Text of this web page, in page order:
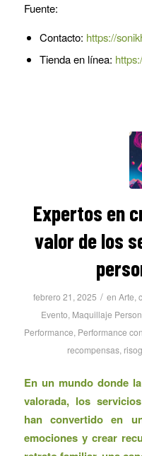
Fuente:
Contacto: https://
Tienda en línea:
Expertos en
valor de los
febrero 21, 2025 / enArte,
Evento, Maquillaje
Performance, Performance
recompensas,
En un mundo donde
valorada, los
han convertido en
emociones y crear